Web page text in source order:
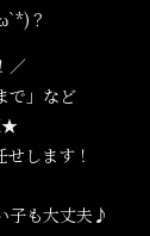
？
／
で」など
します！
子も大丈夫♪